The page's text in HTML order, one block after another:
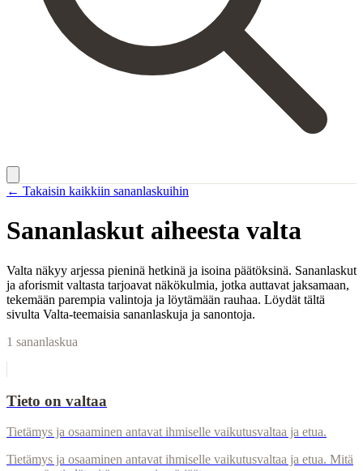
← Takaisin kaikkiin sananlaskuihin
Sananlaskut aiheesta valta
Valta näkyy arjessa pieninä hetkinä ja isoina päätöksinä. Sananlaskut
ja aforismit valtasta tarjoavat näkökulmia, jotka auttavat jaksamaan,
tekemään parempia valintoja ja löytämään rauhaa. Löydät tältä
sivulta Valta-teemaisia sananlaskuja ja sanontoja.
1 sananlaskua
Tieto on valtaa
Tietämys ja osaaminen antavat ihmiselle vaikutusvaltaa ja etua.
Tietämys ja osaaminen antavat ihmiselle vaikutusvaltaa ja etua. Mitä